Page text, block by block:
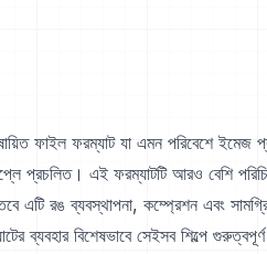
ফাইল ফরম্যাট যা এমন পরিবেশে ইমেজ
প্রচলিত। এই ফরম্যাটটি আরও বেশি
এটি রঙ ব্যবস্থাপনা, কম্প্রেশন এবং
ব্যবহার বিশেষভাবে সেইসব শিল্পে